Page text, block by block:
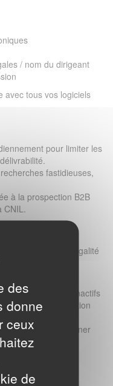
/ nom du dirigeant
avec tous vos logiciels
pour limiter les
fastidieuses,
à la prospection B2B
CNIL.
la fiabilité et la légalité
et contacts inactifs
pour la prospection
vous accompagner
des
donne
ceux
de